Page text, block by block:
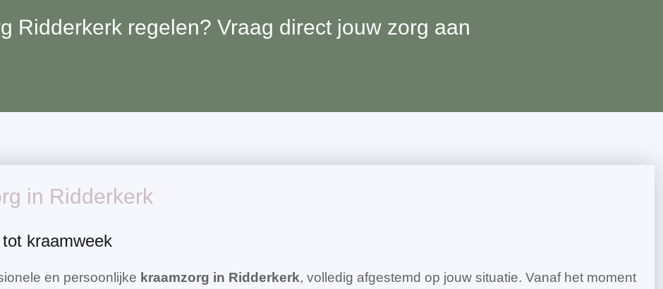
Ridderkerk regelen? Vraag direct jouw zorg aan
in Ridderkerk
kraamweek
en persoonlijke kraamzorg in Ridderkerk, volledig afgestemd op jouw situatie. Vanaf het moment